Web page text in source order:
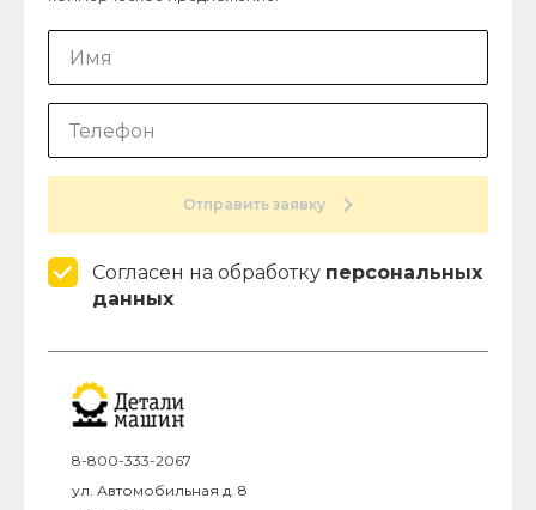
Отправить заявку
Согласен на обработку персональных
данных
8-800-333-2067
ул. Автомобильная д. 8